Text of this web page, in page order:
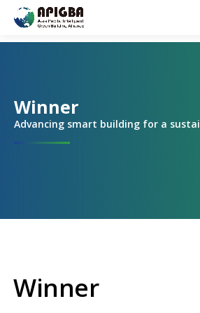
Winner
Advancing smart building for a
Winner